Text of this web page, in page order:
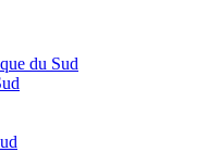
du Sud